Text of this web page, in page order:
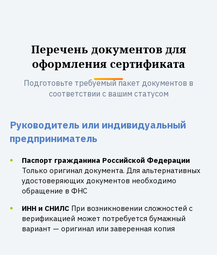
Перечень документов для
оформления сертификата
Подготовьте требуемый пакет документов в
соответствии с вашим статусом
Руководитель или индивидуальный
предприниматель
Паспорт гражданина Российской Федерации
Только оригинал документа. Для альтернативных
удостоверяющих документов необходимо
обращение в ФНС
ИНН и СНИЛС При возникновении сложностей с
верификацией может потребуется бумажный
вариант — оригинал или заверенная копия